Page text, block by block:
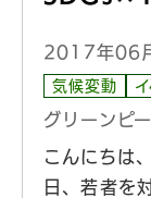
2017年06
気候変動
グリーンピ
こんにちは
日、若者